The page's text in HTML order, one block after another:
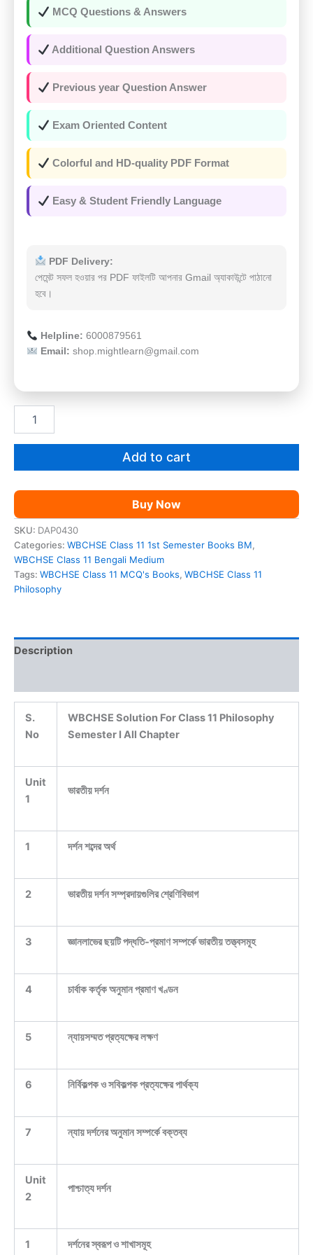
MCQ Questions & Answers
Additional Question Answers
Previous year Question Answer
Exam Oriented Content
Colorful and HD-quality PDF Format
Easy & Student Friendly Language
PDF Delivery:
পেমেন্ট সফল হওয়ার পর PDF ফাইলটি আপনার Gmail অ্যাকাউন্টে পাঠানো
হবে।
Helpline: 6000879561
Email: shop.mightlearn@gmail.com
Class
MCQ's
|
HS
প্রথম
সেমিস্টারের
দৰ্শন
quantity
Add to cart
Buy Now
SKU: DAP0430
Categories: WBCHSE Class 11 1st Semester Books BM,
WBCHSE Class 11 Bengali Medium
Tags: WBCHSE Class 11 MCQ's Books, WBCHSE Class 11
Philosophy
Description
S.
No
WBCHSE Solution For Class 11 Philosophy
Semester I All Chapter
Unit
1
ভারতীয় দর্শন
1 দর্শন শব্দের অর্থ
2 ভারতীয় দর্শন সম্প্রদায়গুলির শ্রেণিবিভাগ
3 জ্ঞানলাভের ছয়টি পদ্ধতি-প্রমাণ সম্পর্কে ভারতীয় তত্ত্বসমূহ
4 চার্বাক কর্তৃক অনুমান প্রমাণ খণ্ডন
5 ন্যায়সম্মত প্রত্যক্ষের লক্ষণ
6 নির্বিকল্পক ও সবিকল্পক প্রত্যক্ষের পার্থক্য
7 ন্যায় দর্শনের অনুমান সম্পর্কে বক্তব্য
Unit
2
পাশ্চাত্য দর্শন
1 দর্শনের স্বরূপ ও শাখাসমূহ